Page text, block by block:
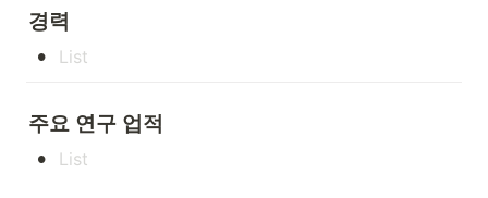
경력
•
주요 연구 업적
•